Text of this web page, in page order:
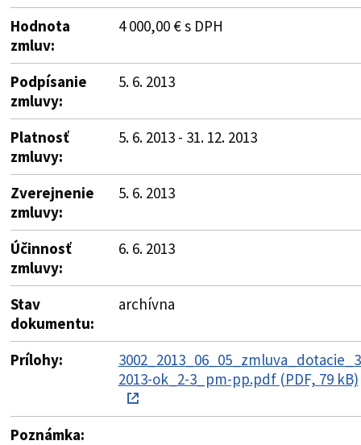
Hodnota
zmluv:
4 000,00 € s DPH
Podpísanie
zmluvy:
5. 6. 2013
Platnosť
zmluvy:
5. 6. 2013 - 31. 12. 2013
Zverejnenie
zmluvy:
5. 6. 2013
Účinnosť
zmluvy:
6. 6. 2013
Stav
dokumentu:
archívna
Prílohy:
2013-ok_2-3_pm-pp.pdf (PDF, 79 kB)
Poznámka: